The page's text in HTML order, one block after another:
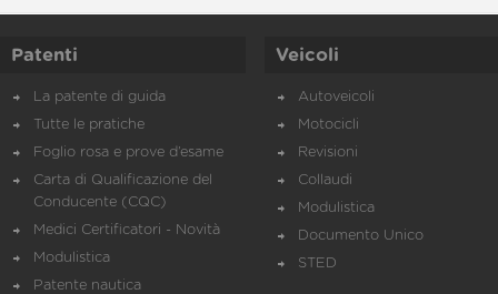
Patenti
La patente di guida
Tutte le pratiche
Foglio rosa e prove d’esame
Carta di Qualificazione del
Conducente (CQC)
Medici Certificatori - Novità
Modulistica
Patente nautica
Veicoli
Autoveicoli
Motocicli
Revisioni
Collaudi
Modulistica
Documento Unico
STED